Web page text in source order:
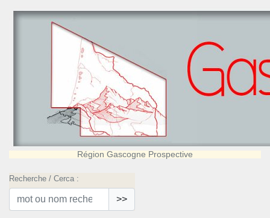
Région Gascogne Prospective
Recherche / Cerca :
>>